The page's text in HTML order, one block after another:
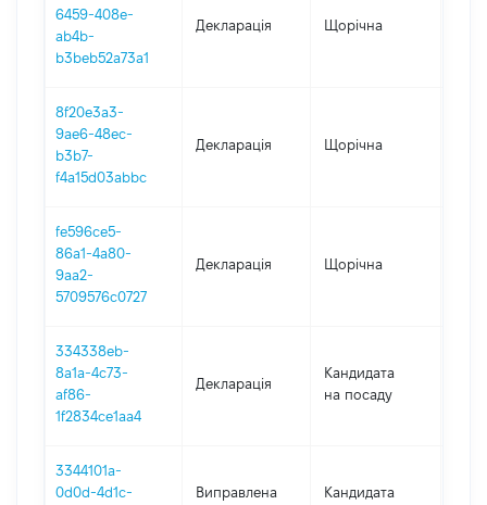
6459-408e-
ab4b-
b3beb52a73a1
Декларація Щорічна
8f20e3a3-
9ae6-48ec-
b3b7-
f4a15d03abbc
Декларація Щорічна
fe596ce5-
86a1-4a80-
9aa2-
5709576c0727
Декларація Щорічна
334338eb-
8a1a-4c73-
af86-
1f2834ce1aa4
Декларація
Кандидата
на посаду
3344101a-
0d0d-4d1c-
Виправлена Кандидата